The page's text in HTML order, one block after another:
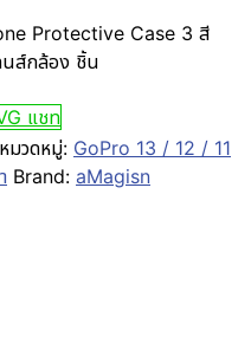
Protective Case 3 สี
นส์กล้อง ชิ้น
แชท
หมวดหมู่: GoPro 13 / 12 / 11
Brand: aMagisn